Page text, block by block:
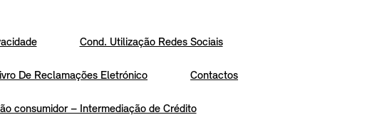
Cond. Utilização Redes Sociais
De Reclamações Eletrónico Contactos
consumidor – Intermediação de Crédito